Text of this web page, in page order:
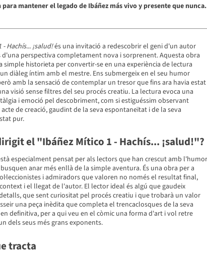
mantener el legado de Ibáñez más vivo y presente que nunca.
Hachís... ¡salud!és una invitació a redescobrir el geni d'un autor
perspectiva completament nova i sorprenent. Aquesta obra
simple historieta per convertir-se en una experiència de lectura
diàleg íntim amb el mestre. Ens submergeix en el seu humor
amb la sensació de contemplar un tresor que fins ara havia estat
visió sense filtres del seu procés creatiu. La lectura evoca una
i emoció pel descobriment, com si estiguéssim observant
de creació, gaudint de la seva espontaneïtat i de la seva
pur.
el "Ibáñez Mítico 1 - Hachís... ¡salud!"?
especialment pensat per als lectors que han crescut amb l'humor
anar més enllà de la simple aventura. És una obra per a
i admiradors que valoren no només el resultat final,
i el llegat de l'autor. El lector ideal és algú que gaudeix
que sent curiositat pel procés creatiu i que trobarà un valor
una peça inèdita que completa el trencaclosques de la seva
definitiva, per a qui veu en el còmic una forma d'art i vol retre
dels seus més grans exponents.
tracta